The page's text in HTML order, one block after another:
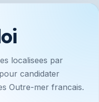
localisees par
candidater
Outre-mer francais.